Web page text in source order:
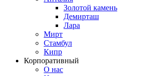
Золотой камень
Демирташ
Лара
Мирт
Стамбул
Кипр
Корпоративный
О нас